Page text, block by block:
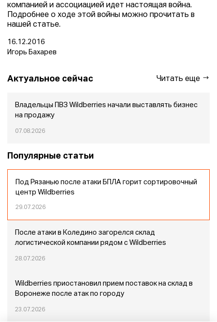
компанией и ассоциацией идет настоящая война.
Подробнее о ходе этой войны можно прочитать в
нашей статье.
16.12.2016
Игорь Бахарев
Актуальное сейчас Читать еще
Владельцы ПВЗ Wildberries начали выставлять бизнес
на продажу
07.08.2026
Популярные статьи
Под Рязанью после атаки БПЛА горит сортировочный
центр Wildberries
29.07.2026
После атаки в Коледино загорелся склад
логистической компании рядом с Wildberries
28.07.2026
Wildberries приостановил прием поставок на склад в
Воронеже после атак по городу
23.07.2026